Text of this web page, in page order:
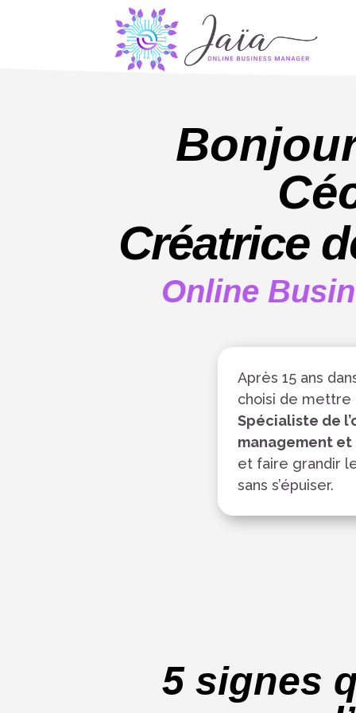
Créatrice
Online
Après 15 ans
choisi de mettre
Spécialiste de
management
et faire grandir
sans s’épuiser.
5 signes